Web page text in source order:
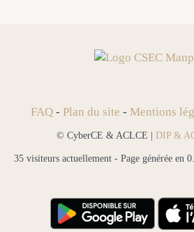
FAQ - Plan du site - Mentions
© CyberCE & ACLCE | DIP &
35 visiteurs actuellement - Page générée en